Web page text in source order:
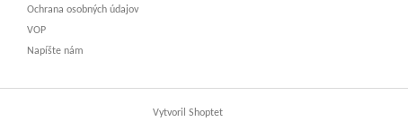
Ochrana osobných údajov
VOP
Napíšte nám
Vytvoril Shoptet